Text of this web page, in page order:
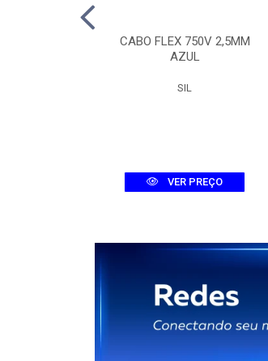
CABO FLEX 750V 2,5MM
AZUL
SIL
VER PREÇO